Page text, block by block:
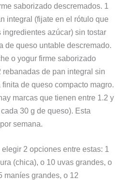
saborizado descremados. 1
integral (fijate en el rótulo que
ingredientes azúcar) sin tostar
de queso untable descremado.
o yogur firme saborizado
rebanadas de pan integral sin
finita de queso compacto magro.
marcas que tienen entre 1.2 y
30 g de queso). Esta
semana.
elegir 2 opciones entre estas: 1
(chica), o 10 uvas grandes, o
maníes grandes, o 12